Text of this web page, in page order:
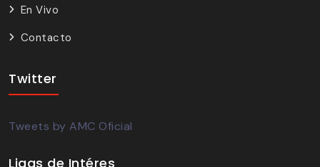
En Vivo
Contacto
Twitter
Tweets by AMC Oficial
Ligas de Intéres